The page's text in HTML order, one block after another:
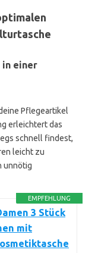
in einer
Pflegeartikel
erleichtert das
schnell findest,
leicht zu
unnötig
EMPFEHLUNG
3 Stück
mit